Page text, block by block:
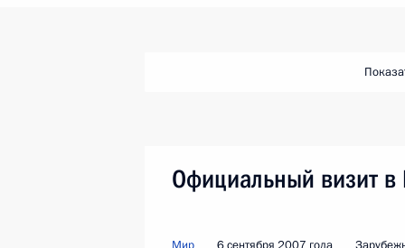
Официальный визит